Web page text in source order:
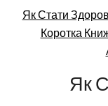
Як Стати
Коротка
Як